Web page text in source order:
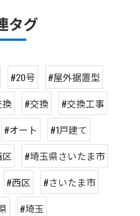
タグ
#20号
#屋外据置型
#交換
#交換工事
#オート
#1戸建て
#埼玉県さいたま市
#西区
#さいたま市
#埼玉